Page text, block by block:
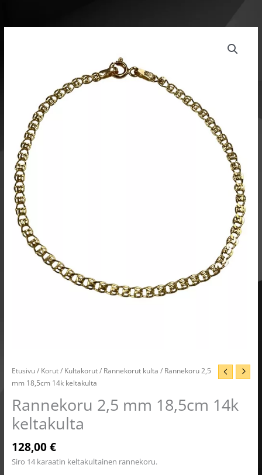
Etusivu/ Korut/ Kultakorut/ Rannekorut kulta / Rannekoru 2,5
mm 18,5cm 14k keltakulta
Rannekoru 2,5 mm 18,5cm 14k
keltakulta
128,00€
Siro 14 karaatin keltakultainen rannekoru.